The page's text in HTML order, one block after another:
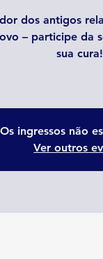
dos antigos
– participe da
sua
Os ingressos não
Ver outros